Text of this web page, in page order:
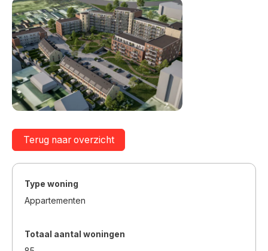
Terug naar overzicht
Type woning
Appartementen
Totaal aantal woningen